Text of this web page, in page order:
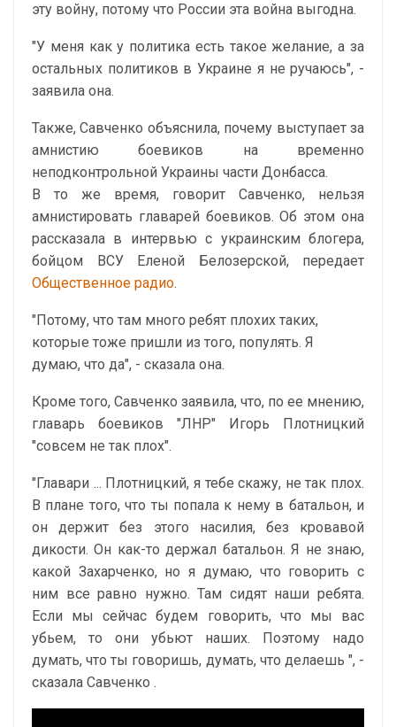
эту войну, потому что России эта война выгодна.
"У меня как у политика есть такое желание, а за
остальных политиков в Украине я не ручаюсь", -
заявила она.
Также, Савченко объяснила, почему выступает за
амнистию боевиков на временно
неподконтрольной Украины части Донбасса.
В то же время, говорит Савченко, нельзя
амнистировать главарей боевиков. Об этом она
рассказала в интервью с украинским блогера,
бойцом ВСУ Еленой Белозерской, передает
Общественное радио.
"Потому, что там много ребят плохих таких,
которые тоже пришли из того, популять. Я
думаю, что да", - сказала она.
Кроме того, Савченко заявила, что, по ее мнению,
главарь боевиков "ЛНР" Игорь Плотницкий
"совсем не так плох".
"Главари ... Плотницкий, я тебе скажу, не так плох.
В плане того, что ты попала к нему в батальон, и
он держит без этого насилия, без кровавой
дикости. Он как-то держал батальон. Я не знаю,
какой Захарченко, но я думаю, что говорить с
ним все равно нужно. Там сидят наши ребята.
Если мы сейчас будем говорить, что мы вас
убьем, то они убьют наших. Поэтому надо
думать, что ты говоришь, думать, что делаешь ", -
сказала Савченко .